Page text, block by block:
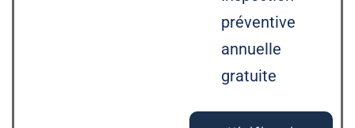
préventive
annuelle
gratuite